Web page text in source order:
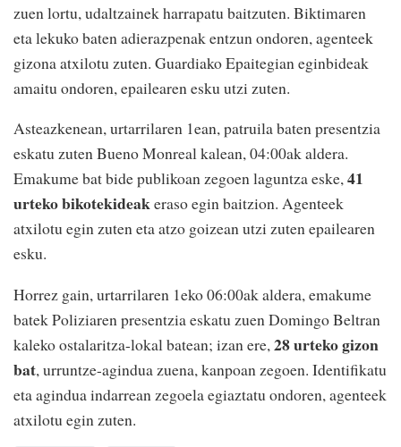
zuen lortu, udaltzainek harrapatu baitzuten. Biktimaren
eta lekuko baten adierazpenak entzun ondoren, agenteek
gizona atxilotu zuten. Guardiako Epaitegian eginbideak
amaitu ondoren, epailearen esku utzi zuten.
Asteazkenean, urtarrilaren 1ean, patruila baten presentzia
eskatu zuten Bueno Monreal kalean, 04:00ak aldera.
Emakume bat bide publikoan zegoen laguntza eske,41
urteko bikotekideakeraso egin baitzion. Agenteek
atxilotu egin zuten eta atzo goizean utzi zuten epailearen
esku.
Horrez gain, urtarrilaren 1eko 06:00ak aldera, emakume
batek Poliziaren presentzia eskatu zuen Domingo Beltran
kaleko ostalaritza-lokal batean; izan ere,28 urteko gizon
bat, urruntze-agindua zuena, kanpoan zegoen. Identifikatu
eta agindua indarrean zegoela egiaztatu ondoren, agenteek
atxilotu egin zuten.